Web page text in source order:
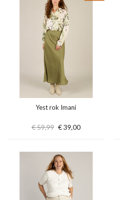
Yest rok Imani
€ 59,99 € 39,00